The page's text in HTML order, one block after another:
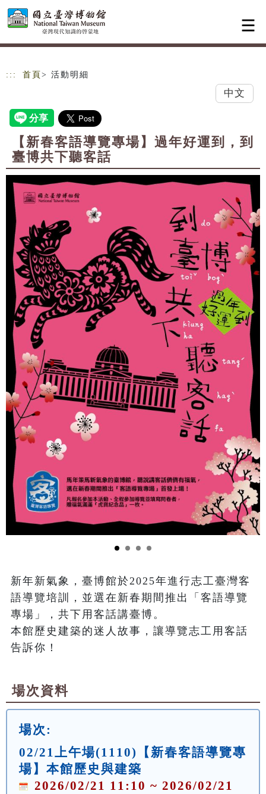
跳到主要內容
網站導覽
::: 首頁 > 活動明細
中文
【新春客語導覽專場】過年好運到，到
臺博共下聽客話
新年新氣象，臺博館於2025年進行志工臺灣客
語導覽培訓，並選在新春期間推出「客語導覽
專場」，共下用客話講臺博。
本館歷史建築的迷人故事，讓導覽志工用客話
告訴你！
場次資料
場次:
02/21上午場(1110)【新春客語導覽專
場】本館歷史與建築
2026/02/21 11:10 ~ 2026/02/21